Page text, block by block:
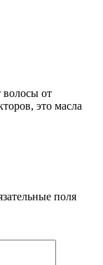
от
это масла
поля